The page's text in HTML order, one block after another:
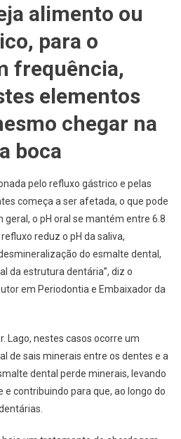
alimento ou
para o
frequência,
elementos
chegar na
boca
pelo refluxo gástrico e pelas
começa a ser afetada, o que pode
geral, o pH oral se mantém entre 6.8
reduz o pH da saliva,
do esmalte dental,
da estrutura dentária”, diz o
em Periodontia e Embaixador da
Lago, nestes casos ocorre um
de sais minerais entre os dentes e a
dental perde minerais, levando
contribuindo para que, ao longo do